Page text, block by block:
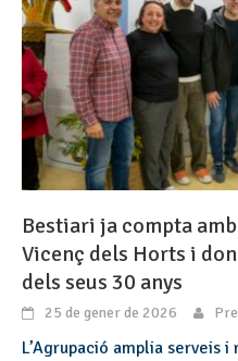
Bestiari ja compta
Vicenç dels Horts i
dels seus 30 anys
25 de gener de 2026
L’Agrupació amplia serveis